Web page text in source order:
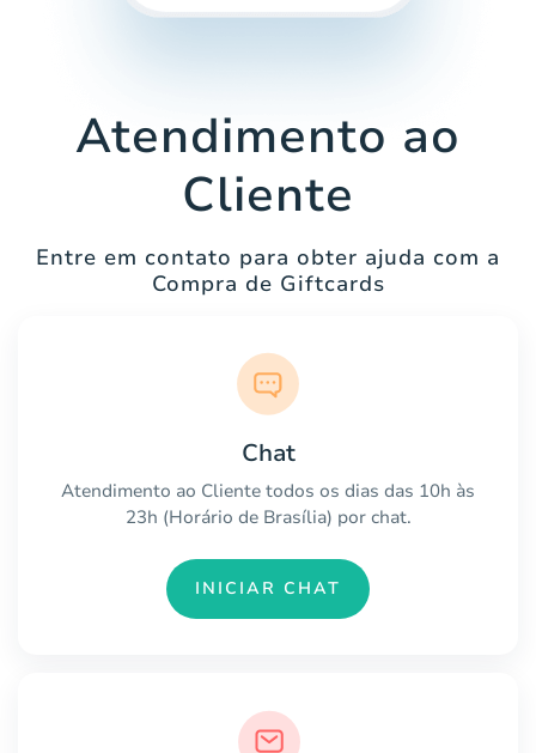
Atendimento ao
Cliente
Entre em contato para obter ajuda com a
Compra de Giftcards
Chat
Atendimento ao Cliente todos os dias das 10h às
23h (Horário de Brasília) por chat.
INICIAR CHAT